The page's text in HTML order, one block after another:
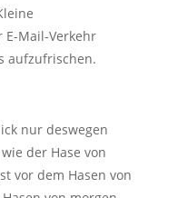
Mail-Verkehr
aufzufrischen.
nur deswegen
der Hase von
vor dem Hasen von